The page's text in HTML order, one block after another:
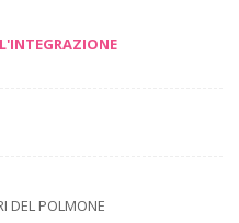
DEL POLMONE